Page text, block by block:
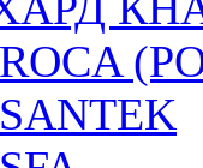
ROCA